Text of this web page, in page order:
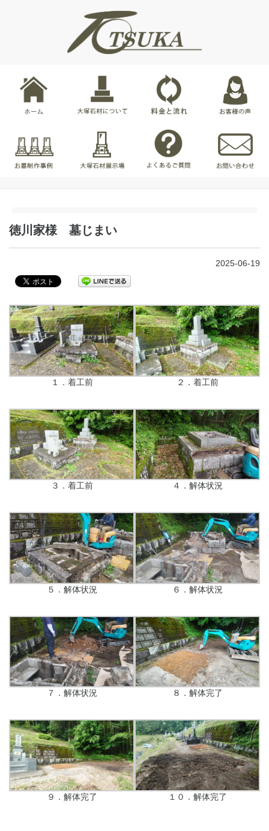
徳川家様 墓じまい
2025-06-19
１．着工前 ２．着工前
３．着工前 ４．解体状況
５．解体状況 ６．解体状況
７．解体状況 ８．解体完了
９．解体完了 １０．解体完了